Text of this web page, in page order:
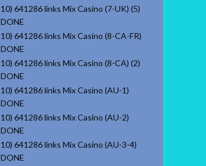
10) 641286 links Mix Casino (7-UK) (5)
DONE
10) 641286 links Mix Casino (8-CA-FR)
DONE
10) 641286 links Mix Casino (8-CA) (2)
DONE
10) 641286 links Mix Casino (AU-1)
DONE
10) 641286 links Mix Casino (AU-2)
DONE
10) 641286 links Mix Casino (AU-3-4)
DONE